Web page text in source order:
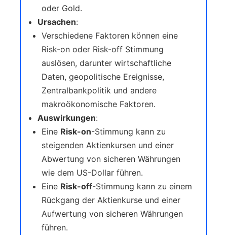
oder Gold.
Ursachen:
Verschiedene Faktoren können eine
Risk-on oder Risk-off Stimmung
auslösen, darunter wirtschaftliche
Daten, geopolitische Ereignisse,
Zentralbankpolitik und andere
makroökonomische Faktoren.
Auswirkungen:
Eine Risk-on-Stimmung kann zu
steigenden Aktienkursen und einer
Abwertung von sicheren Währungen
wie dem US-Dollar führen.
Eine Risk-off-Stimmung kann zu einem
Rückgang der Aktienkurse und einer
Aufwertung von sicheren Währungen
führen.